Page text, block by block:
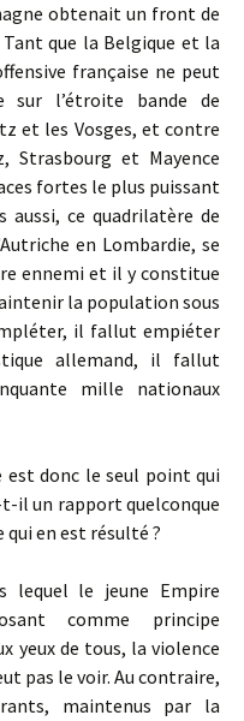
obtenait un front de
Tant que la Belgique et la
française ne peut
l’étroite bande de
et les Vosges, et contre
Strasbourg et Mayence
fortes le plus puissant
aussi, ce quadrilatère de
en Lombardie, se
ennemi et il y constitue
la population sous
il fallut empiéter
allemand, il fallut
mille nationaux
donc le seul point qui
t-il un rapport quelconque
en est résulté ?
le jeune Empire
comme principe
yeux de tous, la violence
pas le voir. Au contraire,
maintenus par la